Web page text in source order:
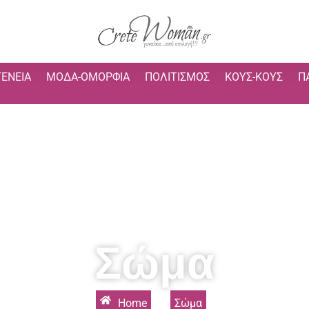
ΜΌΔΑ-ΟΜΟΡΦΙΆ ΠΟΛΙΤΙΣΜΌΣ ΚΟΥΣ-ΚΟΥΣ
Σώμα
Home Σώμα